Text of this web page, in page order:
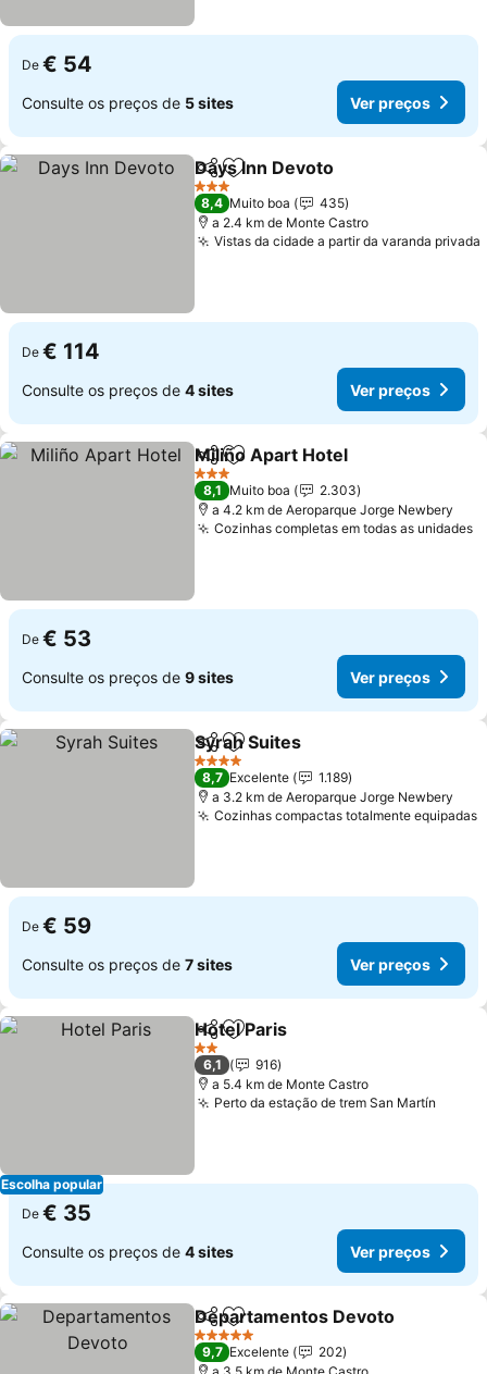
De € 54
Consulte os preços de 5 sites Ver preços
PartilharAdicionar aos favoritos
Days Inn Devoto
3 Estrelas
8,4 Muito boa
435
a 2.4 km de Monte Castro
Vistas da cidade a partir da varanda privada
De € 114
Consulte os preços de 4 sites Ver preços
PartilharAdicionar aos favoritos
Miliño Apart Hotel
3 Estrelas
8,1 Muito boa
2.303
a 4.2 km de Aeroparque Jorge Newbery
Cozinhas completas em todas as unidades
De € 53
Consulte os preços de 9 sites Ver preços
PartilharAdicionar aos favoritos
Syrah Suites
4 Estrelas
8,7 Excelente
1.189
a 3.2 km de Aeroparque Jorge Newbery
Cozinhas compactas totalmente equipadas
De € 59
Consulte os preços de 7 sites Ver preços
Escolha popular
PartilharAdicionar aos favoritos
Hotel Paris
2 Estrelas
6,1
916
a 5.4 km de Monte Castro
Perto da estação de trem San Martín
De € 35
Consulte os preços de 4 sites Ver preços
PartilharAdicionar aos favoritos
Departamentos Devoto
5 Estrelas
9,7 Excelente
202